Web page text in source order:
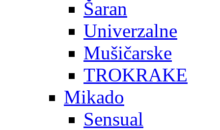
Šaran
Univerzalne
Mušičarske
TROKRAKE
Mikado
Sensual